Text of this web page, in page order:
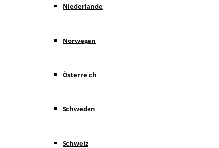
Niederlande
Norwegen
Österreich
Schweden
Schweiz